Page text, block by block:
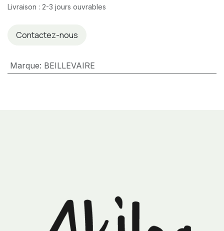
Livraison : 2-3 jours ouvrables
Contactez-nous
Marque: BEILLEVAIRE